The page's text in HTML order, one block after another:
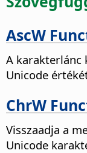
AscW
A karakterlánc
Unicode
ChrW
Visszaadja a
Unicode